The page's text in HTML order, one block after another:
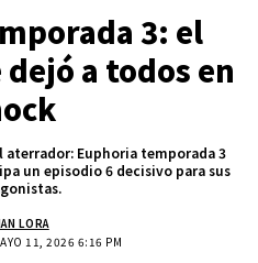
3: el
a todos en
Euphoria temporada 3
un episodio 6 decisivo para sus
11, 2026 6:16 PM
LORA